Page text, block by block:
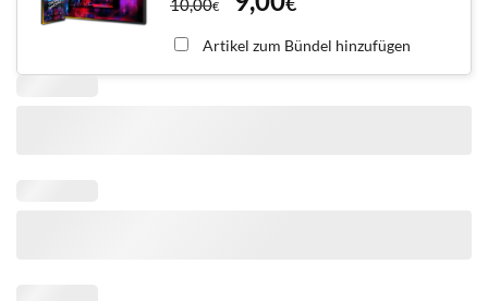
€
Artikel zum Bündel hinzufügen